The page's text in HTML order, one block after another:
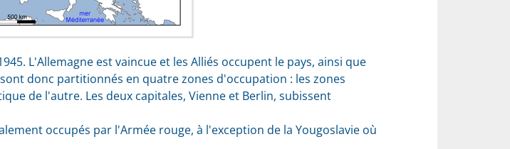
L'Allemagne est vaincue et les Alliés occupent le pays, ainsi que
donc partitionnés en quatre zones d'occupation : les zones
de l'autre. Les deux capitales, Vienne et Berlin, subissent
occupés par l'Armée rouge, à l'exception de la Yougoslavie où